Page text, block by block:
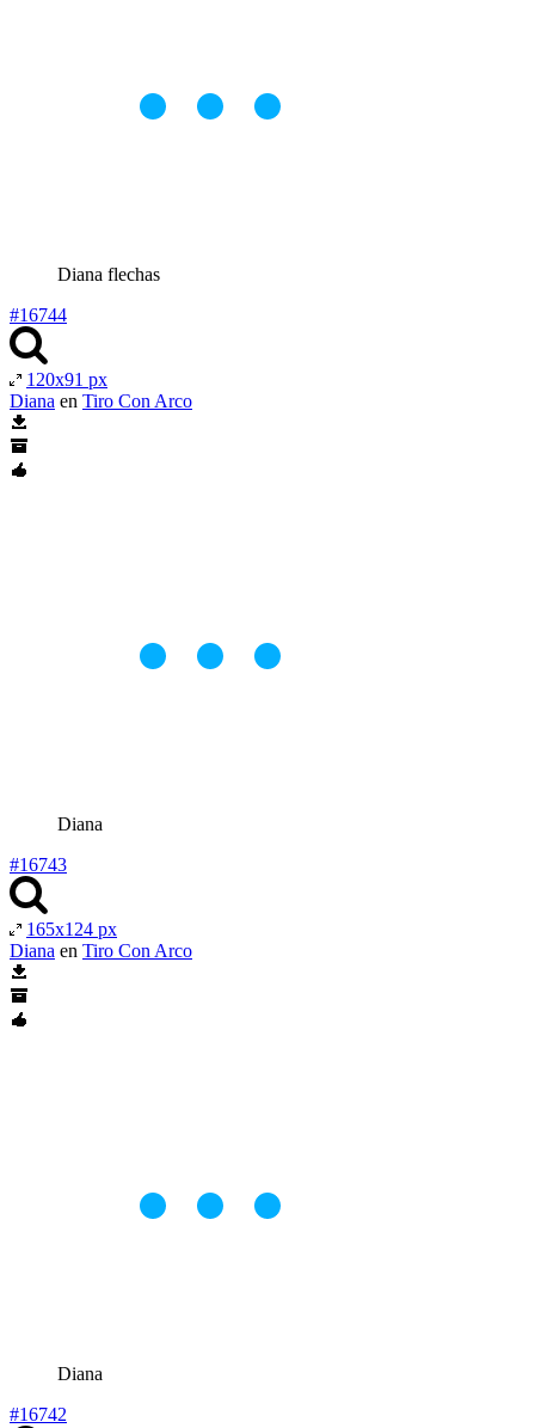
Diana flechas
#16744
120x91 px
Diana en Tiro Con Arco
Diana
#16743
165x124 px
Diana en Tiro Con Arco
Diana
#16742